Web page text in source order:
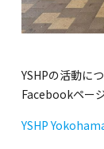
YSHPの活動に
Facebookペー
YSHP